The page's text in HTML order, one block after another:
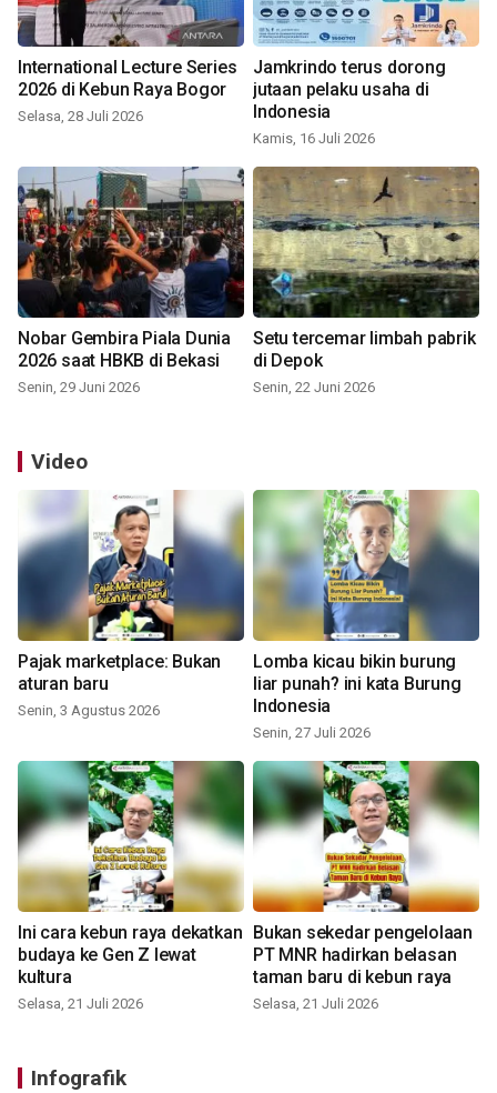
International Lecture Series
2026 di Kebun Raya Bogor
Selasa, 28 Juli 2026
Jamkrindo terus dorong
jutaan pelaku usaha di
Indonesia
Kamis, 16 Juli 2026
Nobar Gembira Piala Dunia
2026 saat HBKB di Bekasi
Senin, 29 Juni 2026
Setu tercemar limbah pabrik
di Depok
Senin, 22 Juni 2026
Video
Pajak marketplace: Bukan
aturan baru
Senin, 3 Agustus 2026
Lomba kicau bikin burung
liar punah? ini kata Burung
Indonesia
Senin, 27 Juli 2026
Ini cara kebun raya dekatkan
budaya ke Gen Z lewat
kultura
Selasa, 21 Juli 2026
Bukan sekedar pengelolaan
PT MNR hadirkan belasan
taman baru di kebun raya
Selasa, 21 Juli 2026
Infografik